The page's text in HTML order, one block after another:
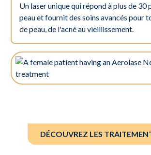
Un laser unique qui répond à plus de 30
peau et fournit des soins avancés pour
de peau, de l'acné au vieillissement.
DÉCOUVREZ LES